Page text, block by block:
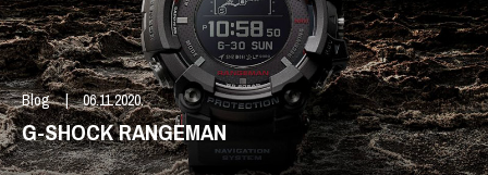
Blog 06.11.2020.
G-SHOCK RANGEMAN